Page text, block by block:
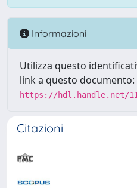
Informazioni
Utilizza questo
link a questo documento:
https://hdl.handle.net/
Citazioni